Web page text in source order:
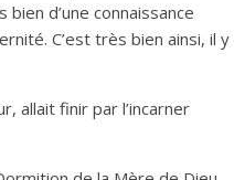
d’une connaissance
C’est très bien ainsi, il y
allait finir par l’incarner